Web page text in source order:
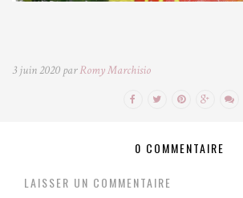
3 juin 2020 parRomy Marchisio
0 COMMENTAIRE
LAISSER UN COMMENTAIRE